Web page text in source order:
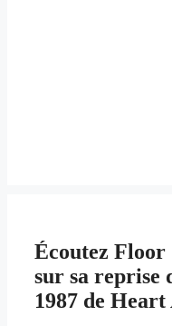
Écoutez Floor
sur sa reprise
1987 de Heart